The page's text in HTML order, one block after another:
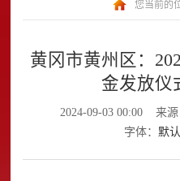
您当前的
黄冈市黄州区：
金发放仪
2024-09-03 00:00 来源
字体： 默认